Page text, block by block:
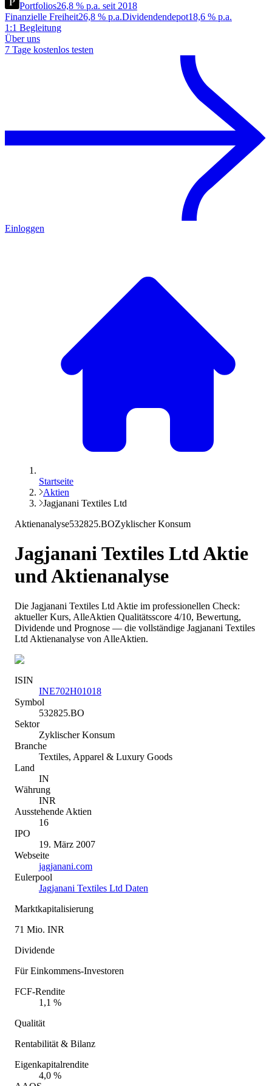
Portfolios26,8 % p.a. seit 2018
Finanzielle Freiheit26,8 % p.a.Dividendendepot18,6 % p.a.
1:1 Begleitung
Über uns
7 Tage kostenlos testen
Einloggen
Startseite
Aktien
Jagjanani Textiles Ltd
Aktienanalyse532825.BOZyklischer Konsum
Jagjanani Textiles LtdAktie
und Aktienanalyse
Die Jagjanani Textiles Ltd Aktie im professionellen Check:
aktueller Kurs, AlleAktien Qualitätsscore 4/10, Bewertung,
Dividende und Prognose — die vollständige Jagjanani Textiles
Ltd Aktienanalyse von AlleAktien.
ISIN
INE702H01018
Symbol
532825.BO
Sektor
Zyklischer Konsum
Branche
Textiles, Apparel & Luxury Goods
Land
IN
Währung
INR
Ausstehende Aktien
16
IPO
19. März 2007
Webseite
jagjanani.com
Eulerpool
Jagjanani Textiles Ltd Daten
Marktkapitalisierung
71 Mio. INR
Dividende
Für Einkommens-Investoren
FCF-Rendite
1,1 %
Qualität
Rentabilität & Bilanz
Eigenkapitalrendite
4,0 %